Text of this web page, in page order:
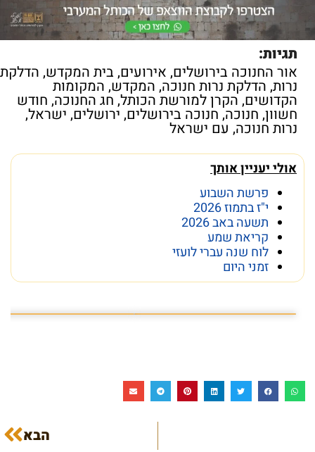
תגיות:
אור החנוכה בירושלים, אירועים, בית המקדש, הדלקת
נרות, הדלקת נרות חנוכה, המקדש, המקומות
הקדושים,הקרן למורשת הכותל, חג החנוכה, חודש
חשוון, חנוכה, חנוכה בירושלים, ירושלים, ישראל,
נרות חנוכה, עם ישראל
אולי יעניין אותך
פרשת השבוע
י"ז בתמוז 2026
תשעה באב 2026
קריאת שמע
לוח שנה עברי לועזי
זמני היום
הבא